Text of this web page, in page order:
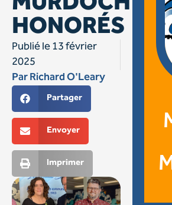
HONORÉS
Publié le13 février
2025
ParRichard O'Leary
Partager
Envoyer
Imprimer